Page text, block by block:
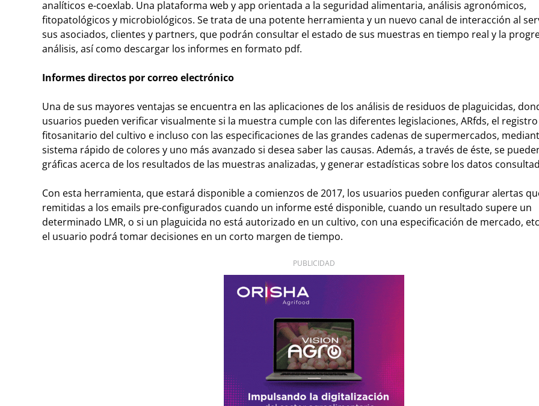
analíticos e-coexlab. Una plataforma web y app orientada a la seguridad alimentaria, análisis agronómicos,
fitopatológicos y microbiológicos. Se trata de una potente herramienta y un nuevo canal de interacción al
sus asociados, clientes y partners, que podrán consultar el estado de sus muestras en tiempo real y la
análisis, así como descargar los informes en formato pdf.
Informes directos por correo electrónico
Una de sus mayores ventajas se encuentra en las aplicaciones de los análisis de residuos de plaguicidas,
usuarios pueden verificar visualmente si la muestra cumple con las diferentes legislaciones, ARfds, el registro
fitosanitario del cultivo e incluso con las especificaciones de las grandes cadenas de supermercados,
sistema rápido de colores y uno más avanzado si desea saber las causas. Además, a través de éste, se
gráficas acerca de los resultados de las muestras analizadas, y generar estadísticas sobre los datos
Con esta herramienta, que estará disponible a comienzos de 2017, los usuarios pueden configurar alertas
remitidas a los emails pre-configurados cuando un informe esté disponible, cuando un resultado supere un
determinado LMR, o si un plaguicida no está autorizado en un cultivo, con una especificación de mercado,
el usuario podrá tomar decisiones en un corto margen de tiempo.
PUBLICIDAD